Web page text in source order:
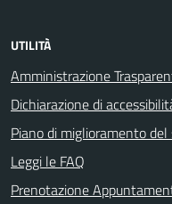
UTILITÀ
Amministrazione
Dichiarazione di
Piano di miglioramento
Leggi le FAQ
Prenotazione